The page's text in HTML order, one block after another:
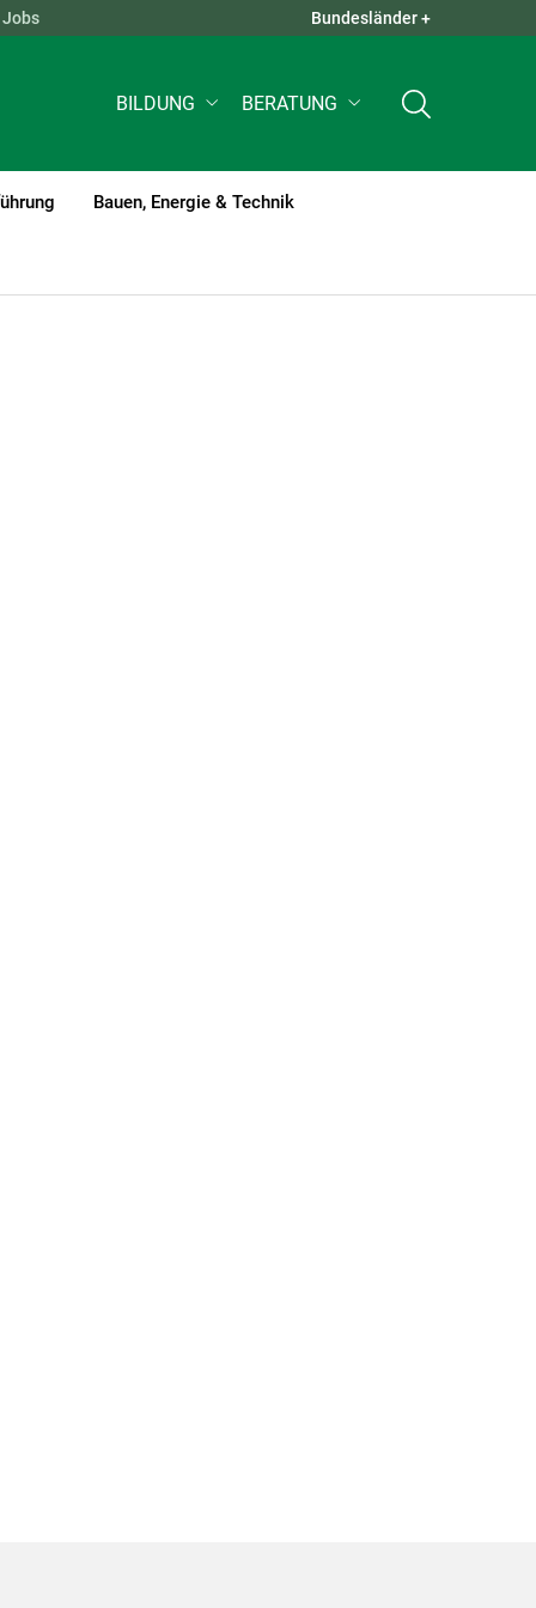
QUICK LINKS +
Jobs Bundesländer +
BILDUNG BERATUNG
Bauen, Energie & Technik